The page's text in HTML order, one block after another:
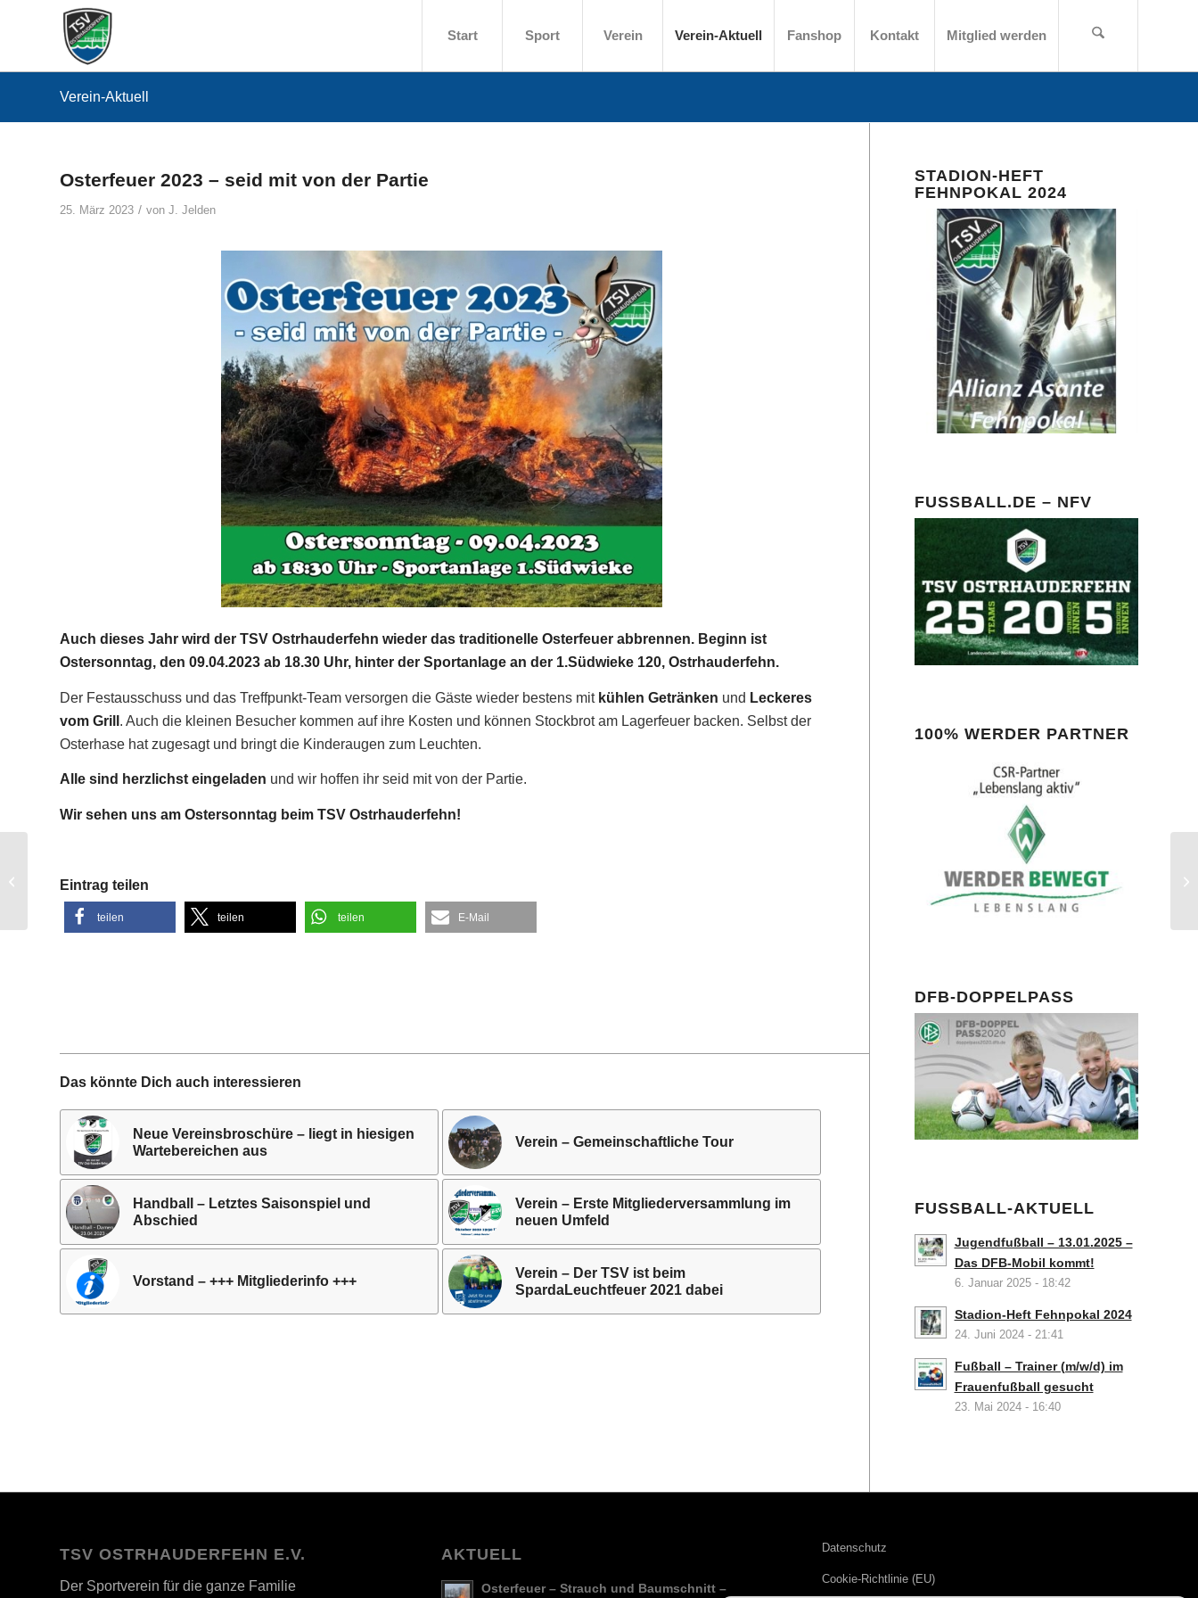
Start Sport Verein Verein-Aktuell Fanshop Kontakt Mitglied werden
Verein-Aktuell
Osterfeuer 2023 – seid mit von der Partie
25. März 2023 / von J. Jelden
Auch dieses Jahr wird der TSV Ostrhauderfehn wieder das traditionelle Osterfeuer abbrennen. Beginn ist
Ostersonntag, den 09.04.2023 ab 18.30 Uhr, hinter der Sportanlage an der 1.Südwieke 120, Ostrhauderfehn.
Der Festausschuss und das Treffpunkt-Team versorgen die Gäste wieder bestens mit kühlen Getränken und Leckeres
vom Grill . Auch die kleinen Besucher kommen auf ihre Kosten und können Stockbrot am Lagerfeuer backen. Selbst der
Osterhase hat zugesagt und bringt die Kinderaugen zum Leuchten.
Alle sind herzlichst eingeladen und wir hoffen ihr seid mit von der Partie.
Wir sehen uns am Ostersonntag beim TSV Ostrhauderfehn!
Eintrag teilen
teilen teilen teilen E-Mail
Das könnte Dich auch interessieren
Neue Vereinsbroschüre – liegt in hiesigen
Wartebereichen aus
Verein – Gemeinschaftliche Tour
Handball – Letztes Saisonspiel und
Abschied
Verein – Erste Mitgliederversammlung im
neuen Umfeld
Vorstand – +++ Mitgliederinfo +++
Verein – Der TSV ist beim
SpardaLeuchtfeuer 2021 dabei
STADION-HEFT
FEHNPOKAL 2024
FUSSBALL.DE – NFV
100% WERDER PARTNER
DFB-DOPPELPASS
FUSSBALL-AKTUELL
Jugendfußball – 13.01.2025 –
Das DFB-Mobil kommt!
6. Januar 2025 - 18:42
Stadion-Heft Fehnpokal 2024
24. Juni 2024 - 21:41
Fußball – Trainer (m/w/d) im
Frauenfußball gesucht
23. Mai 2024 - 16:40
TSV OSTRHAUDERFEHN E.V.
Der Sportverein für die ganze Familie
AKTUELL
Osterfeuer – Strauch und Baumschnitt –
Datenschutz
Cookie-Richtlinie (EU)
Saisonanfangsfeier